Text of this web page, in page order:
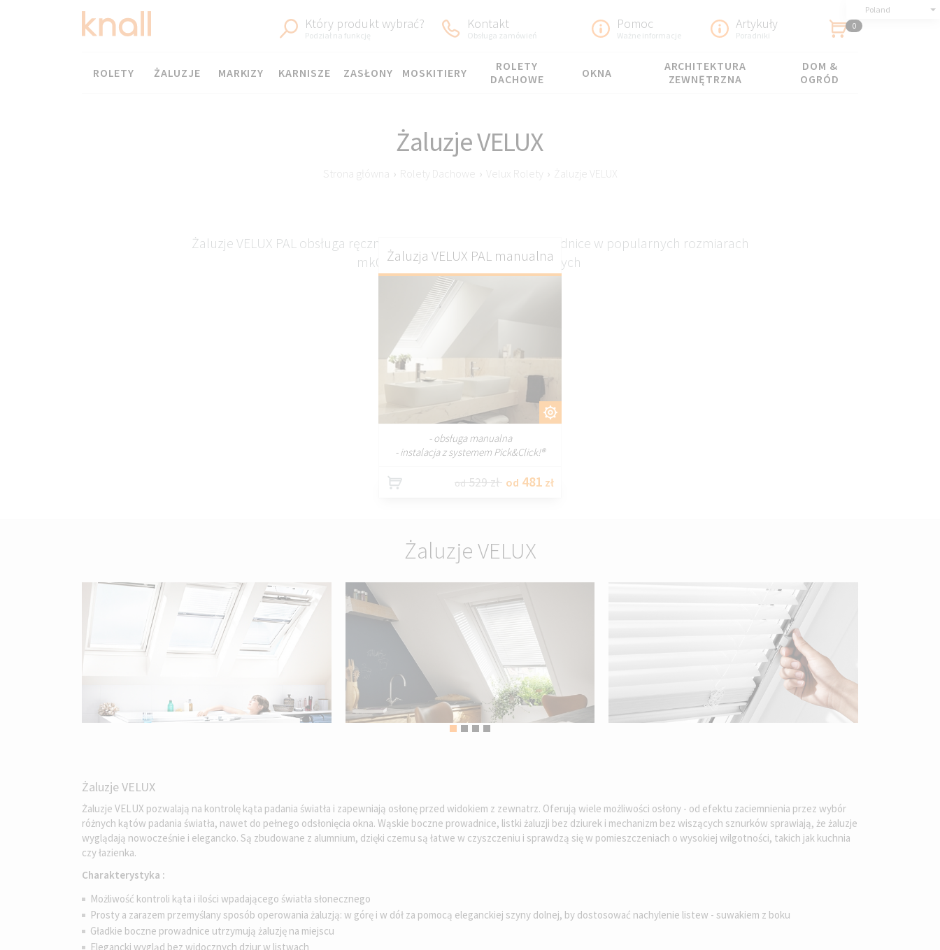
Poland
Który produkt wybrać?
Podział na funkcję
Kontakt
Obsługa zamówień
Pomoc
Ważne informacje
Artykuły
Poradniki
0
Menu KARNISZE
ROLETY ŻALUZJE MARKIZY ZASŁONY MOSKITIERY
ROLETY
DACHOWE
OKNA
ARCHITEKTURA
ZEWNĘTRZNA
DOM &
OGRÓD
Żaluzje VELUX
Strona główna › Rolety Dachowe › Velux Rolety › Żaluzje VELUX
Żaluzje VELUX PAL obsługa ręczna wyposażone w boczne prowadnice w popularnych rozmiarach
mk06 78x118 mk08 78x140 oraz innych
DOSTOSUJ
Żaluzja VELUX PAL manualna
- obsługa manualna
- instalacja z systemem Pick&Click!®
od529 zł od 481 zł
Żaluzje VELUX
Żaluzje VELUX
Żaluzje VELUX pozwalają na kontrolę kąta padania światła i zapewniają osłonę przed widokiem z zewnatrz. Oferują wiele możliwości osłony - od efektu zaciemnienia przez wybór
różnych kątów padania światła, nawet do pełnego odsłonięcia okna. Wąskie boczne prowadnice, listki żaluzji bez dziurek i mechanizm bez wiszących sznurków sprawiają, że żaluzje
wyglądają nowocześnie i elegancko. Są zbudowane z alumnium, dzięki czemu są łatwe w czyszczeniu i sprawdzą się w pomieszczeniach o wysokiej wilgotności, takich jak kuchnia
czy łazienka.
Charakterystyka :
Możliwość kontroli kąta i ilości wpadającego światła słonecznego
Prosty a zarazem przemyślany sposób operowania żaluzją: w górę i w dół za pomocą eleganckiej szyny dolnej, by dostosować nachylenie listew - suwakiem z boku
Gładkie boczne prowadnice utrzymują żaluzję na miejscu
Elegancki wygląd bez widocznych dziur w listwach